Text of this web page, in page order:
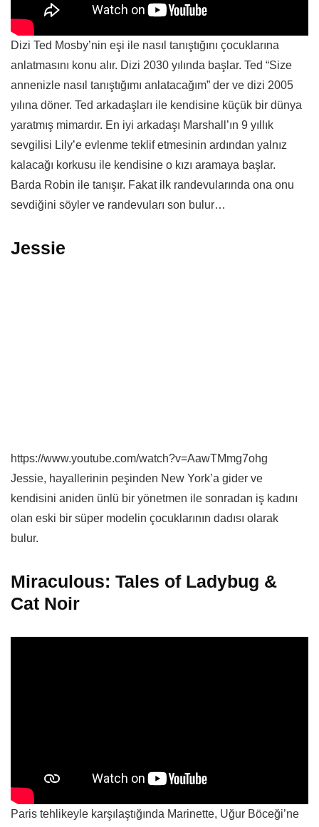
Dizi Ted Mosby’nin eşi ile nasıl tanıştığını çocuklarına
anlatmasını konu alır. Dizi 2030 yılında başlar. Ted “Size
annenizle nasıl tanıştığımı anlatacağım” der ve dizi 2005
yılına döner. Ted arkadaşları ile kendisine küçük bir dünya
yaratmış mimardır. En iyi arkadaşı Marshall’ın 9 yıllık
sevgilisi Lily’e evlenme teklif etmesinin ardından yalnız
kalacağı korkusu ile kendisine o kızı aramaya başlar.
Barda Robin ile tanışır. Fakat ilk randevularında ona onu
sevdiğini söyler ve randevuları son bulur…
Jessie
https://www.youtube.com/watch?v=AawTMmg7ohg
Jessie, hayallerinin peşinden New York’a gider ve
kendisini aniden ünlü bir yönetmen ile sonradan iş kadını
olan eski bir süper modelin çocuklarının dadısı olarak
bulur.
Miraculous: Tales of Ladybug &
Cat Noir
Paris tehlikeyle karşılaştığında Marinette, Uğur Böceği’ne